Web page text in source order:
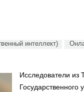
интеллект)
Исследователи из
Государственного